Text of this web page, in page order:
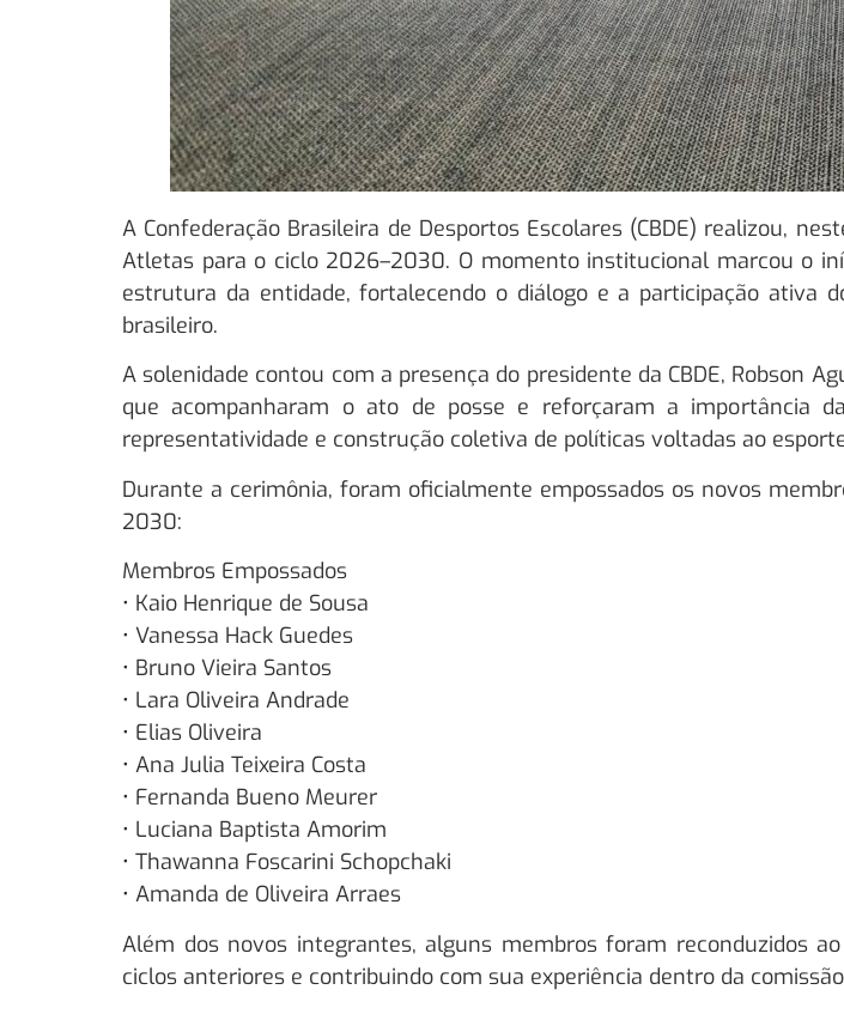
A Confederação Brasileira de Desportos Escolares (CBDE) realizou,
Atletas para o ciclo 2026–2030. O momento institucional marcou o
estrutura da entidade, fortalecendo o diálogo e a participação ativa
brasileiro.
A solenidade contou com a presença do presidente da CBDE, Robson
que acompanharam o ato de posse e reforçaram a importância
representatividade e construção coletiva de políticas voltadas ao
Durante a cerimônia, foram oficialmente empossados os novos
2030:
Membros Empossados
• Kaio Henrique de Sousa
• Vanessa Hack Guedes
• Bruno Vieira Santos
• Lara Oliveira Andrade
• Elias Oliveira
• Ana Julia Teixeira Costa
• Fernanda Bueno Meurer
• Luciana Baptista Amorim
• Thawanna Foscarini Schopchaki
• Amanda de Oliveira Arraes
Além dos novos integrantes, alguns membros foram reconduzidos
ciclos anteriores e contribuindo com sua experiência dentro da